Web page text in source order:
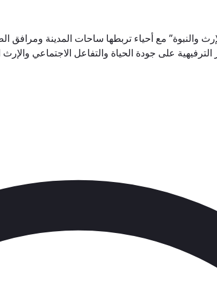
والنبوة” مع أحياء تربطها ساحات المدينة
الترفيهية على جودة الحياة والتفاعل الاجتماعي